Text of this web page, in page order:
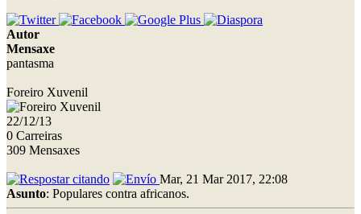
Autor
Mensaxe
pantasma
Foreiro Xuvenil
22/12/13
0 Carreiras
309 Mensaxes
Mar, 21 Mar 2017, 22:08
Asunto: Populares contra africanos.